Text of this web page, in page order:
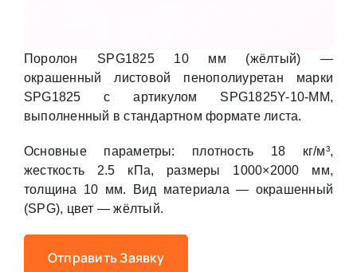
Поролон SPG1825 10 мм (жёлтый) —
окрашенный листовой пенополиуретан марки
SPG1825 с артикулом SPG1825Y-10-MM,
выполненный в стандартном формате листа.
Основные параметры: плотность 18 кг/м³,
жесткость 2.5 кПа, размеры 1000×2000 мм,
толщина 10 мм. Вид материала — окрашенный
(SPG), цвет — жёлтый.
Отправить Заявку